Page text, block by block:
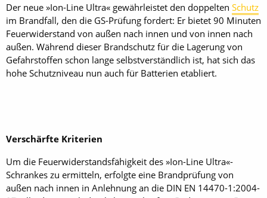
Der neue »Ion-Line Ultra« gewährleistet den doppelten Schutz
im Brandfall, den die GS-Prüfung fordert: Er bietet 90 Minuten
Feuerwiderstand von außen nach innen und von innen nach
außen. Während dieser Brandschutz für die Lagerung von
Gefahrstoffen schon lange selbstverständlich ist, hat sich das
hohe Schutzniveau nun auch für Batterien etabliert.
Verschärfte Kriterien
Um die Feuerwiderstandsfähigkeit des »Ion-Line Ultra«-
Schrankes zu ermitteln, erfolgte eine Brandprüfung von
außen nach innen in Anlehnung an die DIN EN 14470-1:2004-